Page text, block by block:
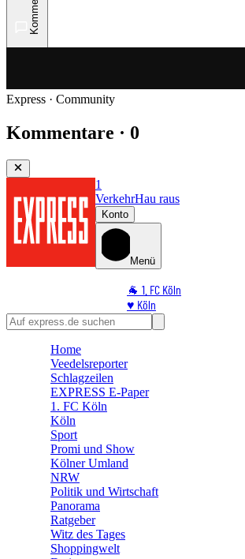
Express · Community
Kommentare · 0
1
VerkehrHau raus
Konto
Menü
🐐 1. FC Köln
♥️ Köln
⭐ Promi
🛒 Shoppingwelt
Home
Veedelsreporter
Schlagzeilen
EXPRESS E-Paper
1. FC Köln
Köln
Sport
Promi und Show
Kölner Umland
NRW
Politik und Wirtschaft
Panorama
Ratgeber
Witz des Tages
Shoppingwelt